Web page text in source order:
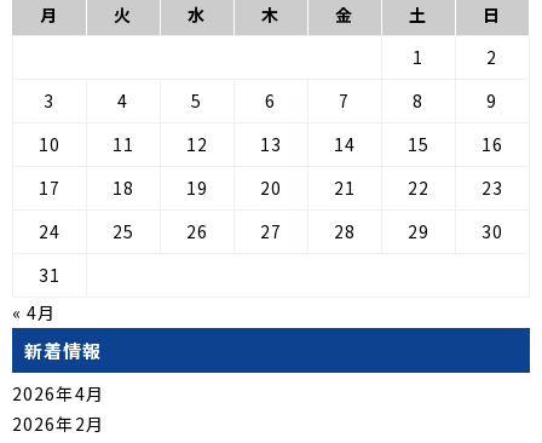
月
火 水 木 金 土
日
1
2
3
4 5 6 7 8
9
10
11 12 13 14 15
16
17
18 19 20 21 22
23
24
25 26 27 28 29
30
31
« 4月
新着情報
2026年4月
2026年2月